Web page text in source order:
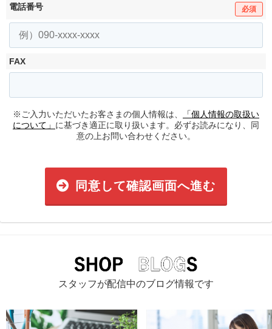
電話番号 必須
FAX
※ご入力いただいたお客さまの個人情報は、
「個人情報の取扱い
について」 に基づき適正に取り扱います。必ずお読みになり、同
意の上お問い合わせください。
同意して確認画面へ進む
スタッフが配信中のブログ情報です